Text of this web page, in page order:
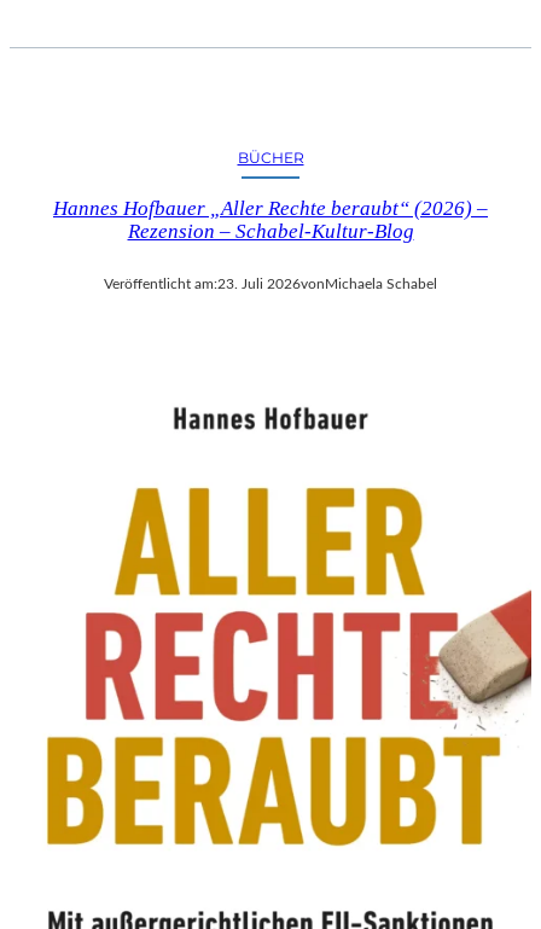
BÜCHER
Hannes Hofbauer „Aller Rechte beraubt“ (2026) –
Rezension – Schabel-Kultur-Blog
Veröffentlicht am:23. Juli 2026vonMichaela Schabel